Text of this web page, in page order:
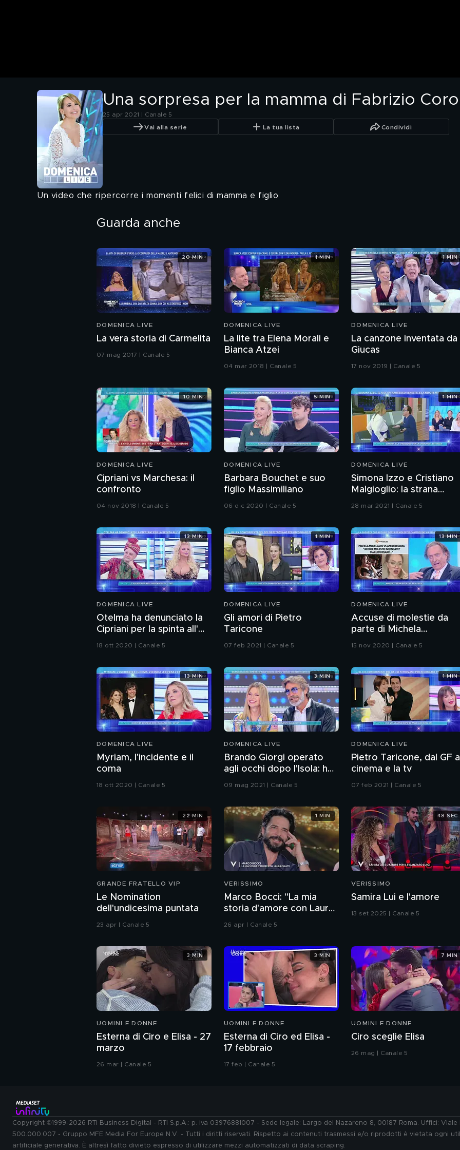
Una sorpresa per la mamma di Fabrizio
25 apr 2021 | Canale 5
Vai alla serie La tua lista Condividi
Un video che ripercorre i momenti felici di mamma e figlio
Guarda anche
DOMENICA LIVE
La vera storia di Carmelita
07 mag 2017 | Canale 5
20 MIN
DOMENICA LIVE
La lite tra Elena Morali e
Bianca Atzei
04 mar 2018 | Canale 5
1 MIN
DOMENICA LIVE
La canzone inventata da
Giucas
17 nov 2019 | Canale 5
1 MIN
DOMENICA LIVE
Cipriani vs Marchesa: il
confronto
04 nov 2018 | Canale 5
10 MIN
DOMENICA LIVE
Barbara Bouchet e suo
figlio Massimiliano
06 dic 2020 | Canale 5
5 MIN
DOMENICA LIVE
Simona Izzo e Cristiano
Malgioglio: la strana
28 mar 2021 | Canale 5
1 MIN
DOMENICA LIVE
Otelma ha denunciato la
Cipriani per la spinta all'
"Isola dei famosi"
18 ott 2020 | Canale 5
13 MIN
DOMENICA LIVE
Gli amori di Pietro
Taricone
07 feb 2021 | Canale 5
1 MIN
DOMENICA LIVE
Accuse di molestie da
parte di Michela
Morellato: la replica di
15 nov 2020 | Canale 5
13 MIN
DOMENICA LIVE
Myriam, l'incidente e il
coma
18 ott 2020 | Canale 5
13 MIN
DOMENICA LIVE
Brando Giorgi operato
agli occhi dopo l'Isola: ho
rischiato di perdere la
09 mag 2021 | Canale 5
3 MIN
DOMENICA LIVE
Pietro Taricone, dal GF al
cinema e la tv
07 feb 2021 | Canale 5
1 MIN
GRANDE FRATELLO VIP
Le Nomination
dell'undicesima puntata
23 apr | Canale 5
22 MIN
VERISSIMO
Marco Bocci: "La mia
storia d'amore con Laura
Chiatti"
26 apr | Canale 5
1 MIN
VERISSIMO
Samira Lui e l'amore
13 set 2025 | Canale 5
48 SEC
UOMINI E DONNE
Esterna di Ciro e Elisa - 27
marzo
26 mar | Canale 5
3 MIN
UOMINI E DONNE
Esterna di Ciro ed Elisa -
17 febbraio
17 feb | Canale 5
3 MIN
UOMINI E DONNE
Ciro sceglie Elisa
26 mag | Canale 5
7 MIN
Copyright ©1999-2026 RTI Business Digital - RTI S.p.A.: p. iva 03976881007 - Sede legale: Largo del Nazareno 8, 00187 Roma. Uffici:
500.000.007 - Gruppo MFE Media For Europe N.V. - Tutti i diritti riservati. Rispetto ai contenuti trasmessi e/o riprodotti è vietata ogni
artificiale generativa. È altresì fatto divieto espresso di utilizzare mezzi automatizzati di data scraping.